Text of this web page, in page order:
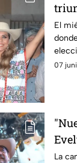
El
07
La